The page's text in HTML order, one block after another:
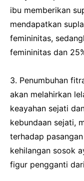
ibu memberikan
mendapatkan
femininitas,
femininitas dan
3. Penumbuhan
akan melahirkan
keayahan sejati
kebundaan sejati,
terhadap
kehilangan sosok
figur pengganti